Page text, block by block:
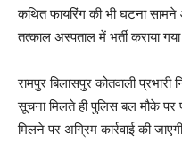
कथित फायरिंग की भी घटना
तत्काल अस्पताल में भर्ती कराया
रामपुर बिलासपुर कोतवाली प्रभारी
सूचना मिलते ही पुलिस बल मौके पर
मिलने पर अग्रिम कार्रवाई की